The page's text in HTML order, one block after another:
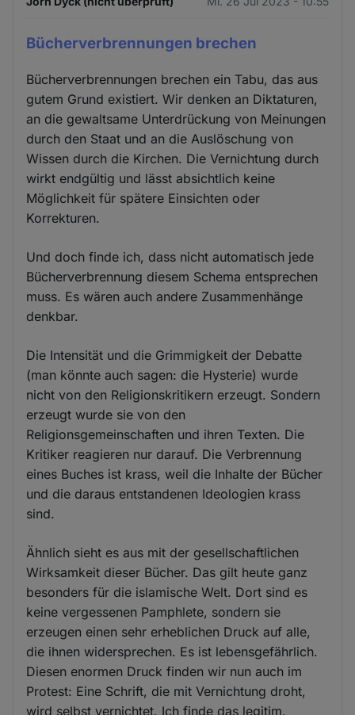
Bücherverbrennungen brechen
Bücherverbrennungen brechen ein Tabu, das aus
gutem Grund existiert. Wir denken an Diktaturen,
an die gewaltsame Unterdrückung von Meinungen
durch den Staat und an die Auslöschung von
Wissen durch die Kirchen. Die Vernichtung durch
wirkt endgültig und lässt absichtlich keine
Möglichkeit für spätere Einsichten oder
Korrekturen.
Und doch finde ich, dass nicht automatisch jede
Bücherverbrennung diesem Schema entsprechen
muss. Es wären auch andere Zusammenhänge
denkbar.
Die Intensität und die Grimmigkeit der Debatte
(man könnte auch sagen: die Hysterie) wurde
nicht von den Religionskritikern erzeugt. Sondern
erzeugt wurde sie von den
Religionsgemeinschaften und ihren Texten. Die
Kritiker reagieren nur darauf. Die Verbrennung
eines Buches ist krass, weil die Inhalte der Bücher
und die daraus entstandenen Ideologien krass
sind.
Ähnlich sieht es aus mit der gesellschaftlichen
Wirksamkeit dieser Bücher. Das gilt heute ganz
besonders für die islamische Welt. Dort sind es
keine vergessenen Pamphlete, sondern sie
erzeugen einen sehr erheblichen Druck auf alle,
die ihnen widersprechen. Es ist lebensgefährlich.
Diesen enormen Druck finden wir nun auch im
Protest: Eine Schrift, die mit Vernichtung droht,
wird selbst vernichtet. Ich finde das legitim.